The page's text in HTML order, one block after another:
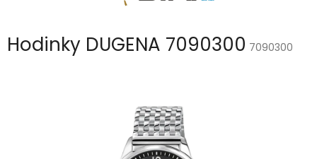
Hodinky DUGENA 7090300 7090300